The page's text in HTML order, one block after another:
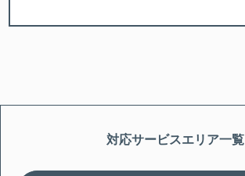
対応サービスエリア一覧